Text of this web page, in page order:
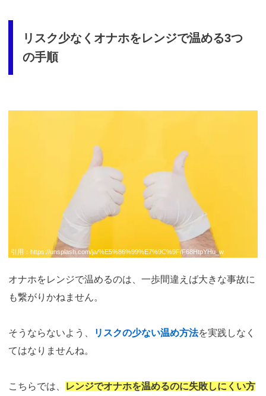
リスク少なくオナホをレンジで温める3つ
の手順
引用： https://unsplash.com/ja/%E5%86%99%E7%9C%9F/F68HtpYHu_w
オナホをレンジで温めるのは、一歩間違えば大きな事故に
も繋がりかねません。
そうならないよう、 リスクの少ない温め方法を実践しなく
てはなりませんね。
こちらでは、 レンジでオナホを温めるのに失敗しにくい方